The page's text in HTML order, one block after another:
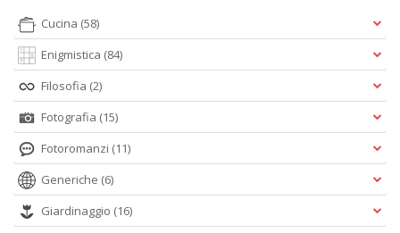
Cucina (58)
Enigmistica (84)
Filosofia (2)
Fotografia (15)
Fotoromanzi (11)
Generiche (6)
Giardinaggio (16)